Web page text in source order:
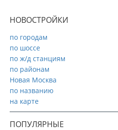
НОВОСТРОЙКИ
по городам
по шоссе
по ж/д станциям
по районам
Новая Москва
по названию
на карте
ПОПУЛЯРНЫЕ